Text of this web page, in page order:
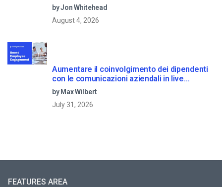
by Jon Whitehead
August 4, 2026
Aumentare il coinvolgimento dei dipendenti
con le comunicazioni aziendali in live
streaming
by Max Wilbert
July 31, 2026
FEATURES AREA